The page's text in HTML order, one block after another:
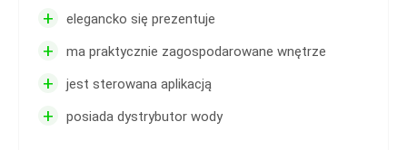
+ elegancko się prezentuje
+ ma praktycznie zagospodarowane wnętrze
+ jest sterowana aplikacją
+ posiada dystrybutor wody